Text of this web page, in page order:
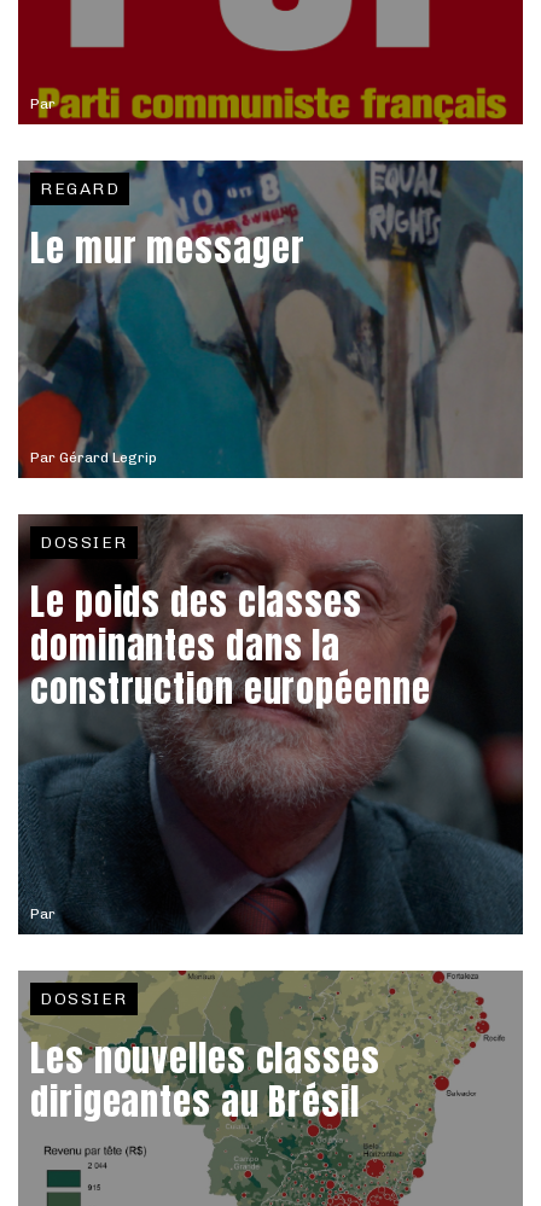
Par
Par Gérard Legrip
REGARD
Le mur messager
Par
DOSSIER
Le poids des classes
dominantes dans la
construction européenne
DOSSIER
Les nouvelles classes
dirigeantes au Brésil